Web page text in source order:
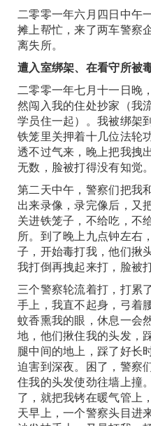
二零零一年六月四日中午
摊上帮忙，来了两车警察
离失所。
遭入室绑架、在看守所被
二零零一年七月十一日晚
然闯入我的住处抄家（我
学员住一起）。我被绑架
铁笼里关押着十几位法轮
透不过气来，晚上把我拽
无数，脸被打得没有知觉。
第二天中午，警察们把我
出来录像，录完像后，又
关进铁笼子，不给吃，不
所。到了晚上九点钟左右
子，开始毒打我，他们揪
我打倒再拽起来打，脸被
三个警察轮流着打，打累
手上，我直不起身，弓着
蚊香熏我的眼，休息一会
地，他们揪住我的头发，
腿中间的地上，踩了好长
迫害到深夜。困了，警察
住我的头发使劲往墙上撞
了，就把我铐在暖气管上
天早上，一个警察头目进